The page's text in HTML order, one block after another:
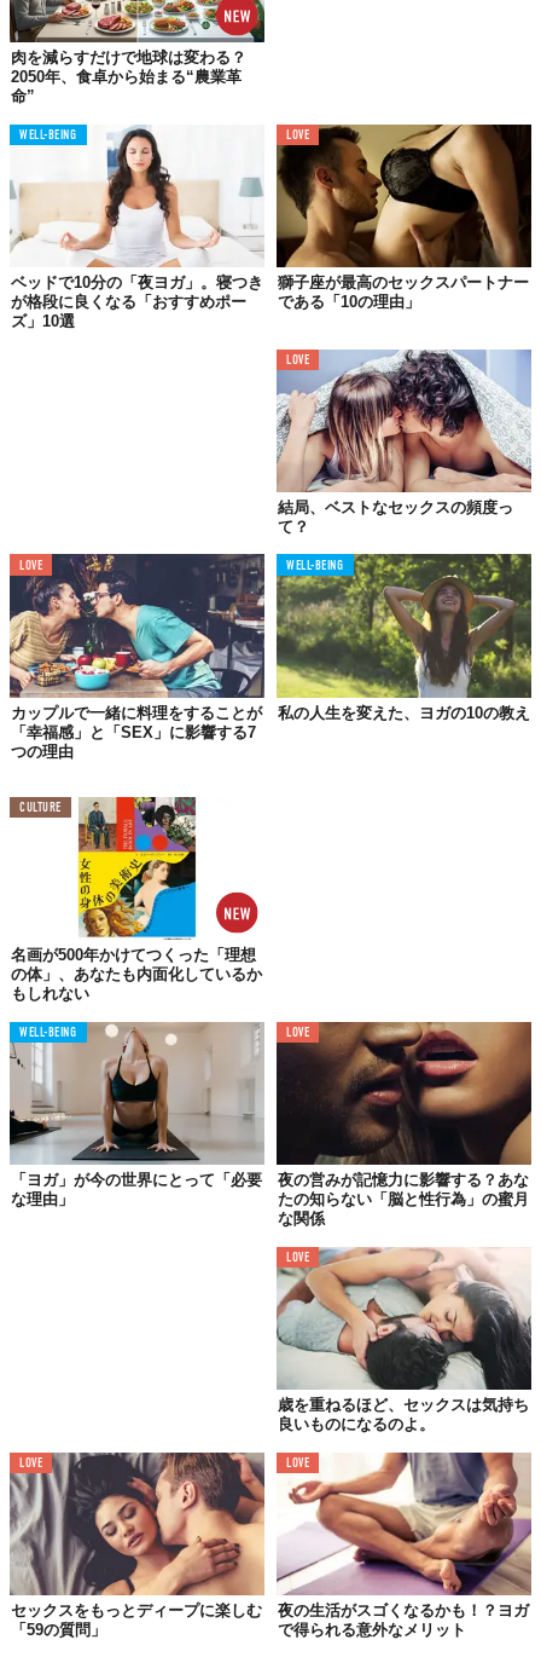
02.
いろいろ試せる
ヨガで身につけた柔軟性は、セックスでも使えるもの。色々な体
位を試せるし、もしかしたら、今まで味わったことのない快楽に
巡り合うことだってできるかも。
挑戦できたほうがパートナーとも楽しめるし、きっと毎晩スリリ
ングですよね。
03.
自信が持てるようになる
これらのポーズは、自信を持ってこそ美しく見えるもの。自分の
体のポテンシャルに気づくきっかけとして、ヨガは最適なので
自分の体に感謝の気持ちが持てるようになれば、今よりもっと自
分を愛せるようになります。そうすれば、パートナーもますます
あなたに惹かれるはず。
04.
もっとセックスに
集中できるようになる
ヨガには欠かせない、瞑想。目をつぶって静寂のなかで深呼吸…
なんて本格的なものをイメージする人も多いと思いますが、じつ
は少しだけでも時間をかけて、自分の体の状態を把握することも
瞑想のうち。そうすることで、もっと自分の欲求に正直になるこ
瞑想で気持ちを一点に集中させるのと同じように、前戯のときも
興奮の高まりだけに集中して流れに身を任せれば、もっと楽しめ
05.
快感を生む
肉を減らすだけで地球は変わる？
2050年、食卓から始まる“農業革
命”
WELL-BEING
ベッドで10分の「夜ヨガ」。寝つき
が格段に良くなる「おすすめポー
ズ」10選
LOVE
獅子座が最高のセックスパートナー
である「10の理由」
LOVE
結局、ベストなセックスの頻度っ
て？
LOVE
カップルで一緒に料理をすることが
「幸福感」と「SEX」に影響する7
つの理由
WELL-BEING
私の人生を変えた、ヨガの10の教え
CULTURE
名画が500年かけてつくった「理想
の体」、あなたも内面化しているか
もしれない
WELL-BEING
「ヨガ」が今の世界にとって「必要
な理由」
LOVE
夜の営みが記憶力に影響する？あな
たの知らない「脳と性行為」の蜜月
な関係
LOVE
歳を重ねるほど、セックスは気持ち
良いものになるのよ。
LOVE
セックスをもっとディープに楽しむ
「59の質問」
LOVE
夜の生活がスゴくなるかも！？ヨガ
で得られる意外なメリット